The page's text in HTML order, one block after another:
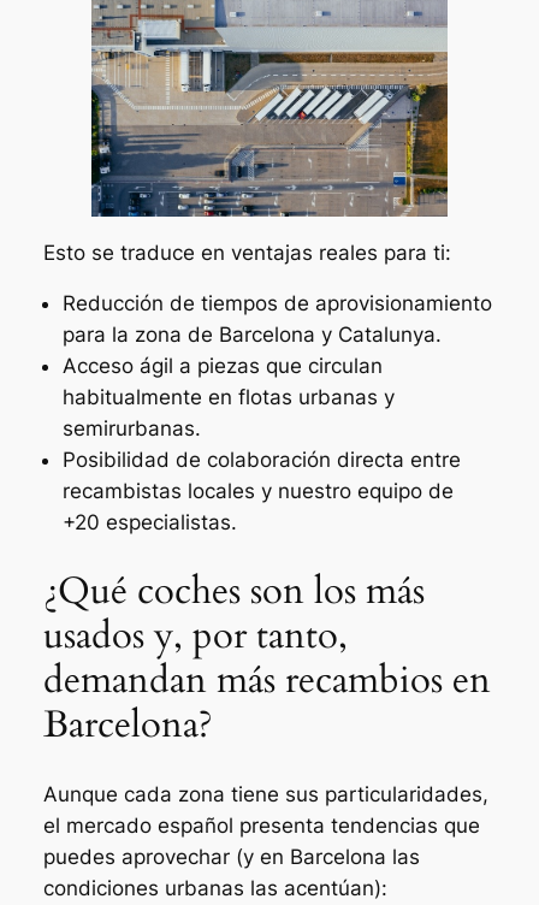
Esto se traduce en ventajas reales para ti:
Reducción de tiempos de aprovisionamiento
para la zona de Barcelona y Catalunya.
Acceso ágil a piezas que circulan
habitualmente en flotas urbanas y
semirurbanas.
Posibilidad de colaboración directa entre
recambistas locales y nuestro equipo de
+20 especialistas.
¿Qué coches son los más
usados y, por tanto,
demandan más recambios en
Barcelona?
Aunque cada zona tiene sus particularidades,
el mercado español presenta tendencias que
puedes aprovechar (y en Barcelona las
condiciones urbanas las acentúan):